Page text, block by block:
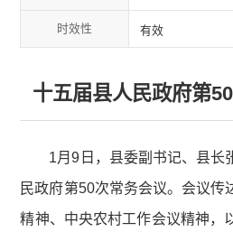
时效性 有效
十五届县人民政府第
1月9日，县委副书记、县长
民政府第50次常务会议。会议传
精神、中央农村工作会议精神，